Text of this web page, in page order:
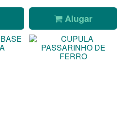
Alugar